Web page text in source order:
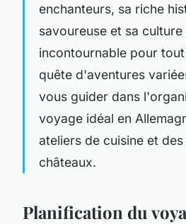
enchanteurs, sa riche
savoureuse et sa
incontournable pour
quête d'aventures
vous guider dans
voyage idéal en
ateliers de cuisine et
châteaux.
Planification du